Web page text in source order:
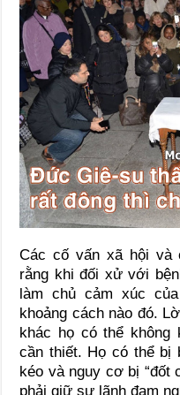
Các cố vấn xã hội
rằng khi đối xử với
làm chủ cảm xúc
khoảng cách nào đó.
khác họ có thể không
cần thiết. Họ có thể bị
kéo và nguy cơ bị “đốt
phải giữ sự lãnh đạm